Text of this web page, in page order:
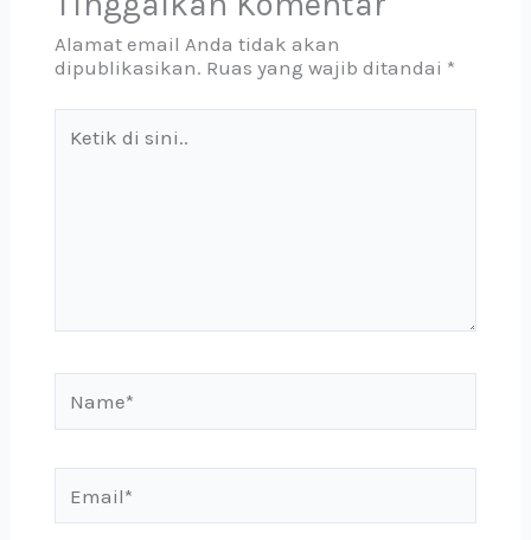
Alamat email Anda tidak akan
dipublikasikan. Ruas yang wajib ditandai *